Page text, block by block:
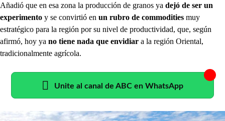
Añadió que en esa zona la producción de granos ya dejó de ser un
experimento y se convirtió en un rubro de commodities muy
estratégico para la región por su nivel de productividad, que, según
afirmó, hoy ya no tiene nada que envidiar a la región Oriental,
tradicionalmente agrícola.
Unite al canal de ABC en WhatsApp